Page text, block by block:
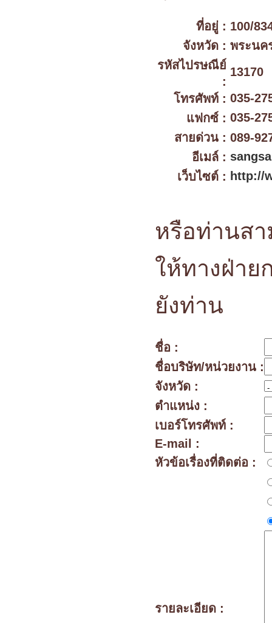
ที่อยู่ : 100/
จังหวัด : พระนค
รหัสไปรษณีย์
:
13170
โทรศัพท์ : 035-
แฟกซ์ : 035-
สายด่วน : 089-
อีเมล์ :
เว็บไซต์ : http://
หรือท่านส
ให้ทางฝ่าย
ยังท่าน
ชื่อ :
ชื่อบริษัท/หน่วยงาน :
จังหวัด :
ตำแหน่ง :
เบอร์โทรศัพท์ :
E-mail :
หัวข้อเรื่องที่ติดต่อ :
รายละเอียด :